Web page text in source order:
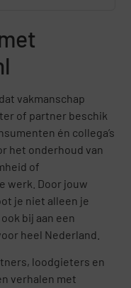
vakmanschap
of partner beschik
én collega’s
het onderhoud van
of
werk. Door jouw
je niet alleen je
bij aan een
heel Nederland.
loodgieters en
verhalen met